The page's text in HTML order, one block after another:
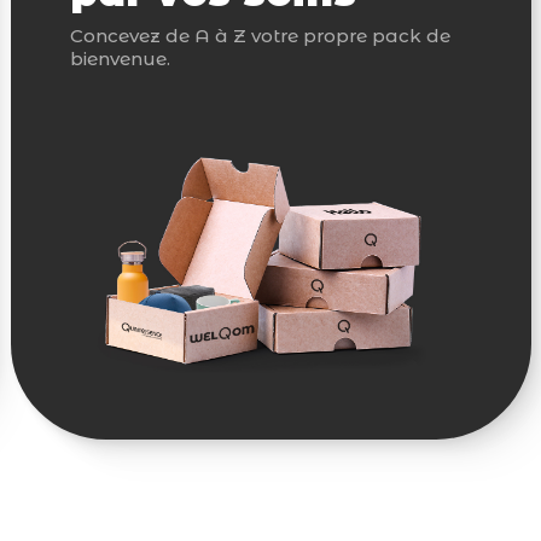
Concevez de A à Z votre propre pack de
bienvenue.